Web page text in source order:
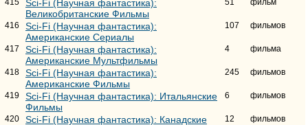
415
Sci-Fi (Научная фантастика):
Великобританские Фильмы
51 фильм
416
Sci-Fi (Научная фантастика):
Американские Сериалы
107 фильмов
417
Sci-Fi (Научная фантастика):
Американские Мультфильмы
4 фильма
418
Sci-Fi (Научная фантастика):
Американские Фильмы
245 фильмов
419
Sci-Fi (Научная фантастика): Итальянские
Фильмы
6 фильмов
420
Sci-Fi (Научная фантастика): Канадские
12 фильмов